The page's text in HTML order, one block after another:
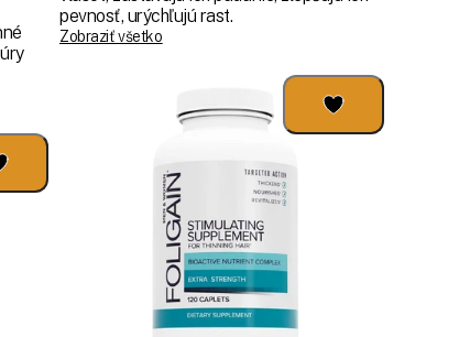
pevnosť, urýchľujú rast.
Zobraziť všetko